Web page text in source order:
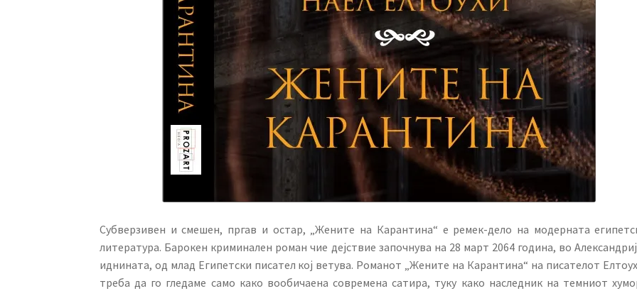
Субверзивен и смешен, пргав и остар, „Жените на Карантина“ е ремек-дело на модерната
литература. Барокен криминален роман чие дејствие започнува на 28 март 2064 година, во
иднината, од млад Египетски писател кој ветува. Романот „Жените на Карантина“ на писателот
треба да го гледаме само како вообичаена современа сатира, туку како наследник на темниот